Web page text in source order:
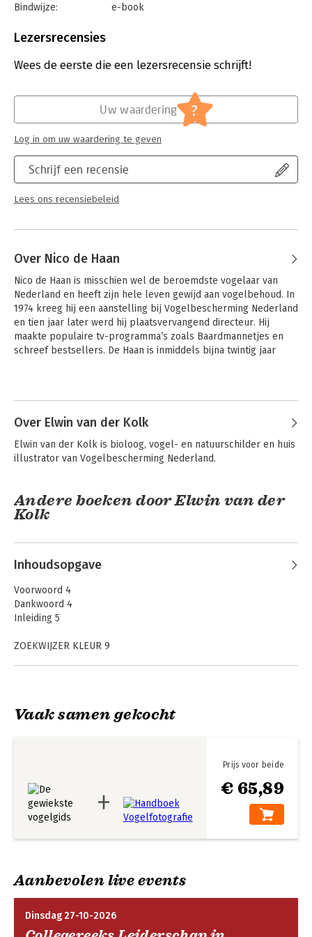
Bindwijze:
e-book
Bestandsformaat:
Uitgever:
Kosmos Uitgevers
Flora en fauna
Lezersrecensies
Wees de eerste die een lezersrecensie schrijft!
Schrijf een recensie
Lees ons recensiebeleid
Uw waardering ?
Log in om uw waardering te geven
Over Nico de Haan
Nico de Haan is misschien wel de beroemdste vogelaar van
Nederland en heeft zijn hele leven gewijd aan vogelbehoud. In
1974 kreeg hij een aanstelling bij Vogelbescherming Nederland
en tien jaar later werd hij plaatsvervangend directeur. Hij
maakte populaire tv-programma’s zoals Baardmannetjes en
schreef bestsellers. De Haan is inmiddels bijna twintig jaar
De gewiekste
vogelgids
Bekijk alle boeken
Over Elwin van der Kolk
Elwin van der Kolk is bioloog, vogel- en natuurschilder en huis
illustrator van Vogelbescherming Nederland.
Andere boeken door Elwin van der
Kolk
Inhoudsopgave
Voorwoord 4
Dankwoord 4
Inleiding 5
ZOEKWIJZER KLEUR 9
Register 453
Vaak samen gekocht
€ 65,89
Prijs voor beide
Aanbevolen live events
Dinsdag 27-10-2026